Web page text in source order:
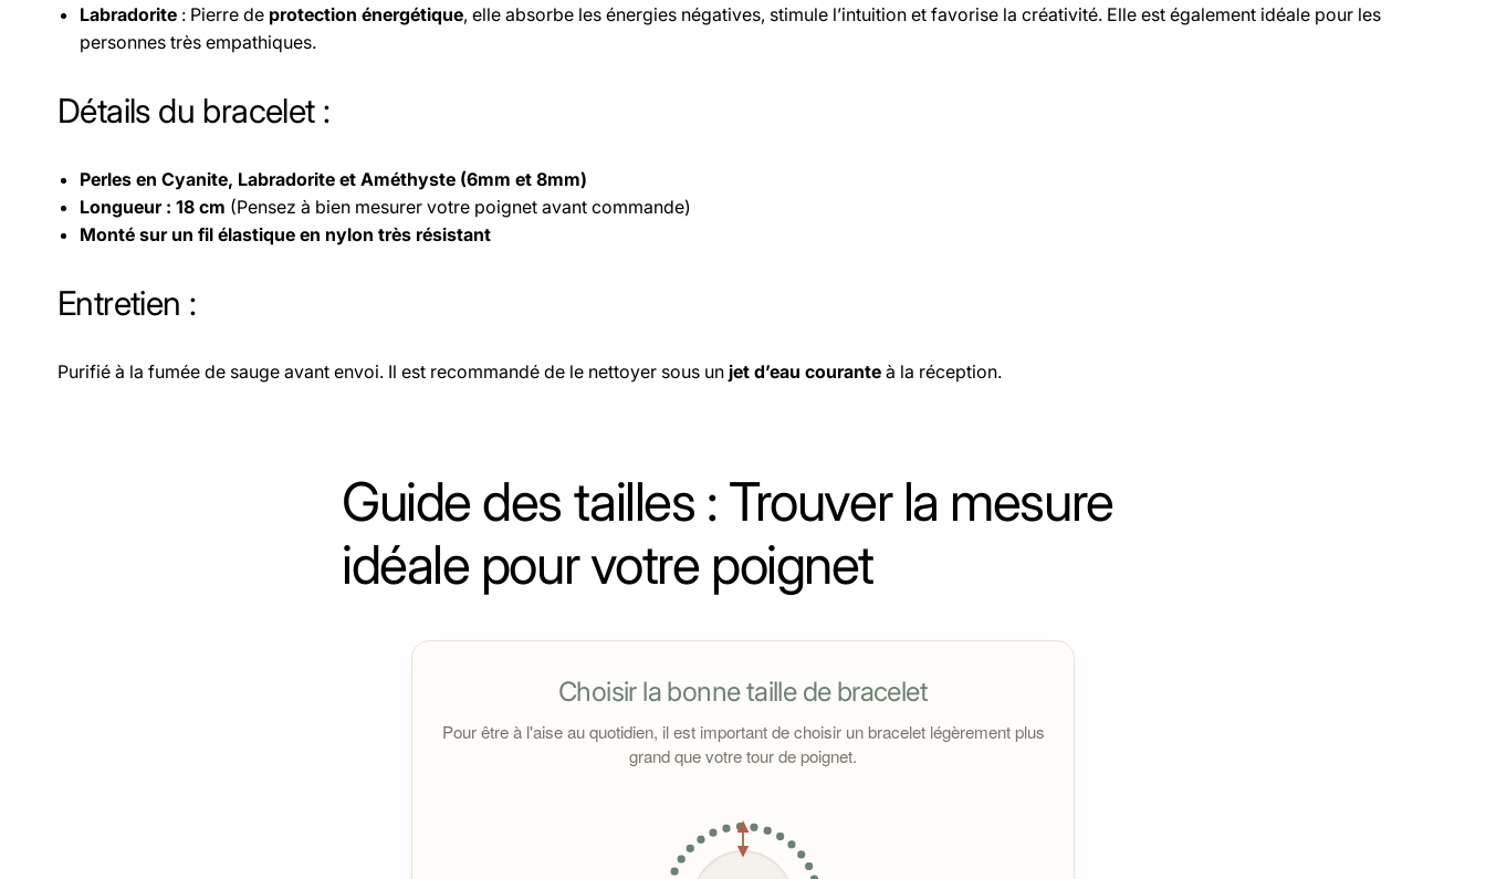
Labradorite : Pierre de protection énergétique, elle absorbe les énergies négatives, stimule l’intuition et favorise la créativité. Elle est également idéale pour les
personnes très empathiques.
Détails du bracelet :
Perles en Cyanite, Labradorite et Améthyste (6mm et 8mm)
Longueur : 18 cm (Pensez à bien mesurer votre poignet avant commande)
Monté sur un fil élastique en nylon très résistant
Entretien :
Purifié à la fumée de sauge avant envoi. Il est recommandé de le nettoyer sous un jet d’eau courante à la réception.
Retrouvez les origines des pierres des perles dansce tableau détaillé .
Toutes les pierres sont purifiées à la fumée de sauge avant l’expédition. À la réception, il est conseillé de les nettoyer sous un jet d'eau courante pour les
nettoyer si vous en ressentez le besoin.
dans les 14 jours suivant la réception pour toute question ou assistance.
Si un défaut est constaté, un remplacement ou une réparation sera proposé selon les conditions générales de vente
Guide des tailles : Trouver la mesure
idéale pour votre poignet
Choisir la bonne taille de bracelet
Pour être à l'aise au quotidien, il est important de choisir un bracelet légèrement plus
grand que votre tour de poignet.